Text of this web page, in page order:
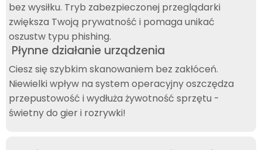
bez wysiłku. Tryb zabezpieczonej przeglądarki
zwiększa Twoją prywatność i pomaga unikać
oszustw typu phishing.
Płynne działanie urządzenia
Ciesz się szybkim skanowaniem bez zakłóceń.
Niewielki wpływ na system operacyjny oszczędza
przepustowość i wydłuża żywotność sprzętu -
świetny do gier i rozrywki!